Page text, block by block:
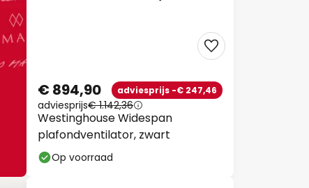
Westinghouse Widespan
plafondventilator, zwart
€ 894,90 adviesprijs -€ 247,46
adviesprijs€ 1.142,36
Op voorraad